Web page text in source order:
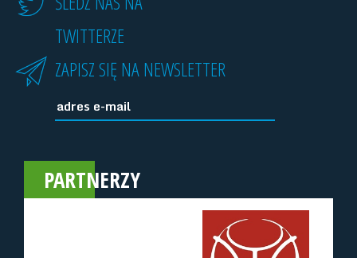
TWITTERZE
ZAPISZ SIĘ NA NEWSLETTER
PARTNERZY